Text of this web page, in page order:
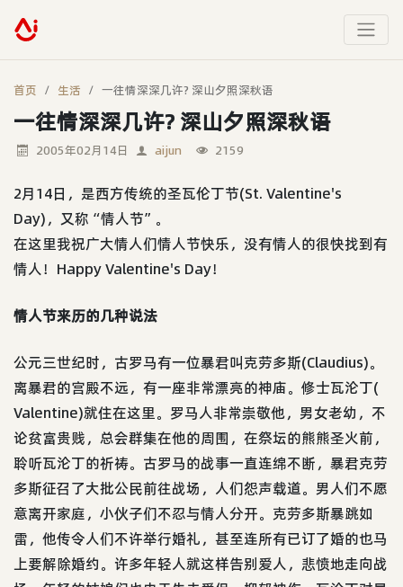
首页 生活 一往情深深几许? 深山夕照深秋语
一往情深深几许? 深山夕照深秋语
2005年02月14日 aijun 2159
2月14日，是西方传统的圣瓦伦丁节(St. Valentine's
Day)，又称“情人节”。
在这里我祝广大情人们情人节快乐，没有情人的很快找到有
情人！Happy Valentine's Day！
情人节来历的几种说法
公元三世纪时，古罗马有一位暴君叫克劳多斯(Claudius)。
离暴君的宫殿不远，有一座非常漂亮的神庙。修士瓦沦丁(
Valentine)就住在这里。罗马人非常崇敬他，男女老幼，不
论贫富贵贱，总会群集在他的周围，在祭坛的熊熊圣火前，
聆听瓦沦丁的祈祷。古罗马的战事一直连绵不断，暴君克劳
多斯征召了大批公民前往战场，人们怨声载道。男人们不愿
意离开家庭，小伙子们不忍与情人分开。克劳多斯暴跳如
雷，他传令人们不许举行婚礼，甚至连所有已订了婚的也马
上要解除婚约。许多年轻人就这样告别爱人，悲愤地走向战